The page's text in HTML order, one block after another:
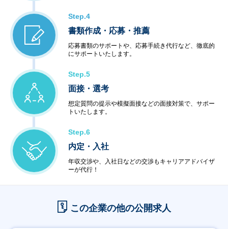
Step.4
書類作成・応募・推薦
応募書類のサポートや、応募手続き代行など、徹底的
にサポートいたします。
Step.5
面接・選考
想定質問の提示や模擬面接などの面接対策で、サポー
トいたします。
Step.6
内定・入社
年収交渉や、入社日などの交渉もキャリアアドバイザ
ーが代行！
この企業の他の公開求人